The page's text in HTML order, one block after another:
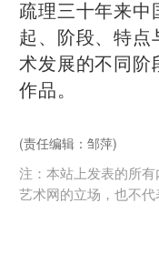
疏理三十年来
起、阶段、特
术发展的不同
作品。
(责任编辑：邹萍)
注：本站上发表的所
艺术网的立场，也不代